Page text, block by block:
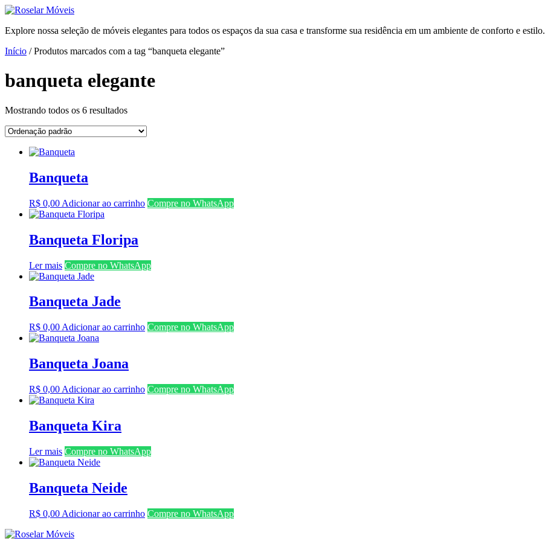
Ir
o
Explore nossa seleção de móveis elegantes para todos os espaços da sua casa e transforme sua residência em um ambiente de conforto e estilo.
Início / Produtos marcados com a tag “banqueta elegante”
banqueta elegante
Mostrando todos os 6 resultados
Banqueta
R$ 0,00 Adicionar ao carrinho Compre no WhatsApp
Banqueta Floripa
Ler mais Compre no WhatsApp
Banqueta Jade
R$ 0,00 Adicionar ao carrinho Compre no WhatsApp
Banqueta Joana
R$ 0,00 Adicionar ao carrinho Compre no WhatsApp
Banqueta Kira
Ler mais Compre no WhatsApp
Banqueta Neide
R$ 0,00 Adicionar ao carrinho Compre no WhatsApp